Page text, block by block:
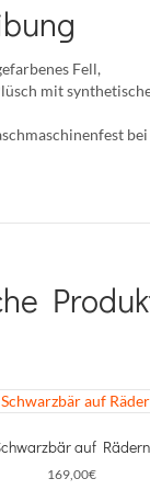
Fell,
mit
bei
auf Rädern
169,00€